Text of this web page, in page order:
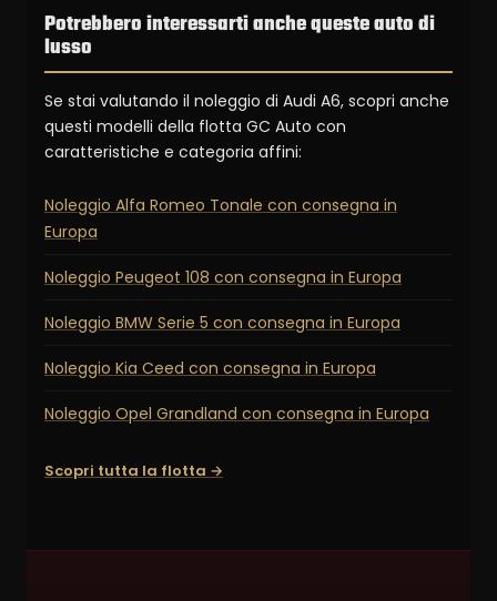
Potrebbero interessarti anche queste auto di
lusso
Se stai valutando il noleggio di Audi A6, scopri anche
questi modelli della flotta GC Auto con
caratteristiche e categoria affini:
Noleggio Alfa Romeo Tonale con consegna in
Europa
Noleggio Peugeot 108 con consegna in Europa
Noleggio BMW Serie 5 con consegna in Europa
Noleggio Kia Ceed con consegna in Europa
Noleggio Opel Grandland con consegna in Europa
Scopri tutta la flotta →